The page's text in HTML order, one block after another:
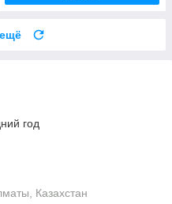
год
Казахстан